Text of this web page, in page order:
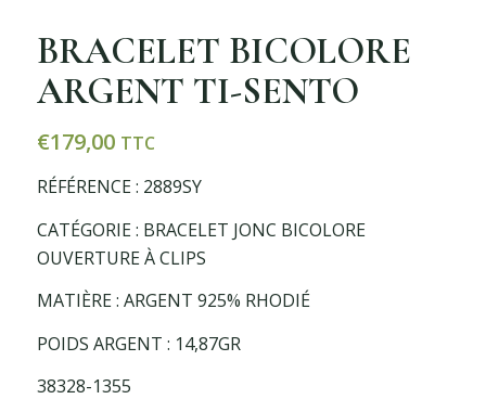
BRACELET BICOLORE
ARGENT TI-SENTO
€179,00 TTC
RÉFÉRENCE : 2889SY
CATÉGORIE : BRACELET JONC BICOLORE
OUVERTURE À CLIPS
MATIÈRE : ARGENT 925% RHODIÉ
POIDS ARGENT : 14,87GR
38328-1355